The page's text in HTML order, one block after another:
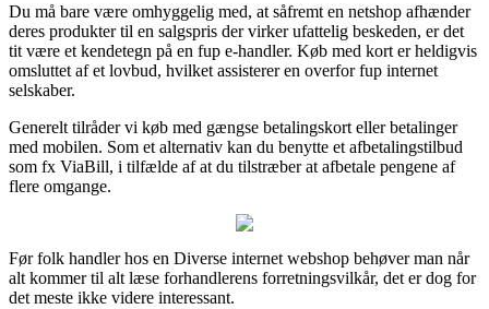
Du må bare være omhyggelig med, at såfremt en netshop afhænder
deres produkter til en salgspris der virker ufattelig beskeden, er det
tit være et kendetegn på en fup e-handler. Køb med kort er heldigvis
omsluttet af et lovbud, hvilket assisterer en overfor fup internet
selskaber.
Generelt tilråder vi køb med gængse betalingskort eller betalinger
med mobilen. Som et alternativ kan du benytte et afbetalingstilbud
som fx ViaBill, i tilfælde af at du tilstræber at afbetale pengene af
flere omgange.
Før folk handler hos en Diverse internet webshop behøver man når
alt kommer til alt læse forhandlerens forretningsvilkår, det er dog for
det meste ikke videre interessant.